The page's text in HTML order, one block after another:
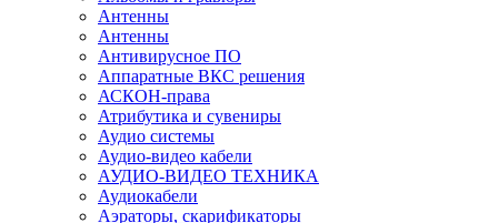
Антенны
Антенны
Антивирусное ПО
Аппаратные ВКС решения
АСКОН-права
Атрибутика и сувениры
Аудио системы
Аудио-видео кабели
АУДИО-ВИДЕО ТЕХНИКА
Аудиокабели
Аэраторы, скарификаторы